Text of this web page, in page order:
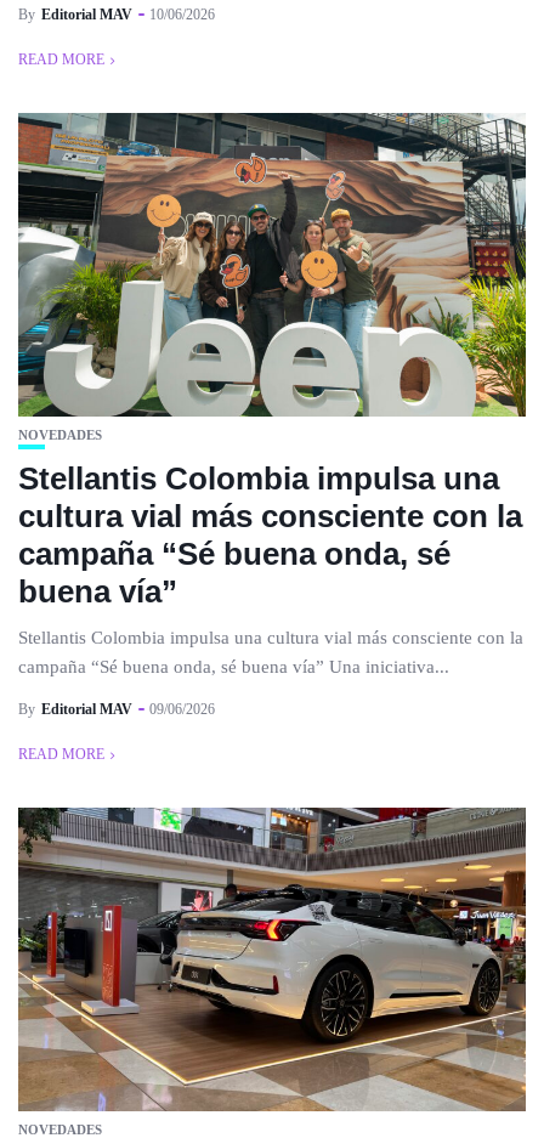
By Editorial MAV 10/06/2026
READ MORE
NOVEDADES
Stellantis Colombia impulsa una
cultura vial más consciente con la
campaña “Sé buena onda, sé
buena vía”
Stellantis Colombia impulsa una cultura vial más consciente con la
campaña “Sé buena onda, sé buena vía” Una iniciativa...
By Editorial MAV 09/06/2026
READ MORE
NOVEDADES